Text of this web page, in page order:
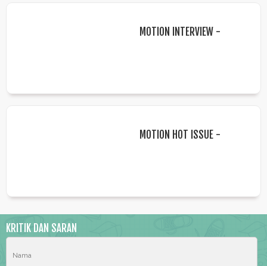
MOTION INTERVIEW -
MOTION HOT ISSUE -
KRITIK DAN SARAN